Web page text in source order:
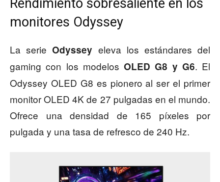
Rendimiento sobresaliente en los
monitores Odyssey
La serieOdyssey eleva los estándares del
gaming con los modelos OLED G8 y G6. El
Odyssey OLED G8 es pionero al ser el primer
monitor OLED 4K de 27 pulgadas en el mundo.
Ofrece una densidad de 165 píxeles por
pulgada y una tasa de refresco de 240 Hz.